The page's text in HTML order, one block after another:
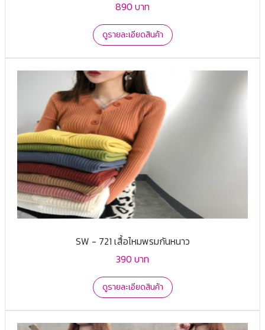
890 บาท
ดูรายละเอียดสินค้า
SW - 721 เสื้อไหมพรมกันหนาว
390 บาท
ดูรายละเอียดสินค้า